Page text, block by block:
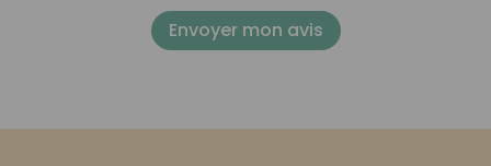
Envoyer mon avis